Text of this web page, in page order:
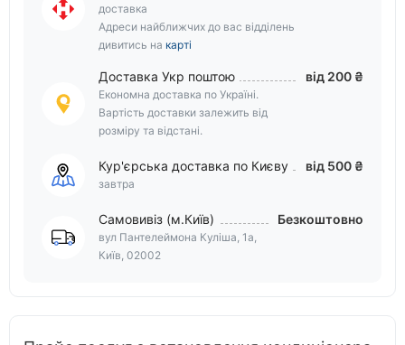
доставка
Адреси найближчих до вас відділень
дивитись на карті
Доставка Укр поштою
Економна доставка по Україні.
Вартість доставки залежить від
розміру та відстані.
від 200 ₴
Кур'єрська доставка по Києву
завтра
від 500 ₴
Самовивіз (м.Київ)
вул Пантелеймона Куліша, 1а,
Київ, 02002
Безкоштовно